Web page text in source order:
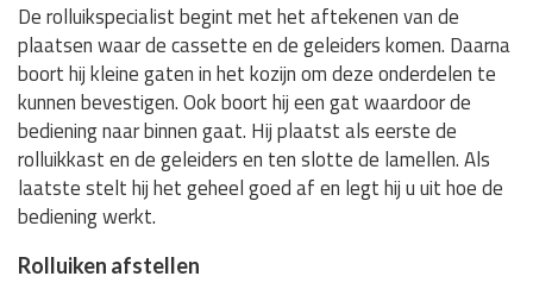
De rolluikspecialist begint met het aftekenen van de
plaatsen waar de cassette en de geleiders komen. Daarna
boort hij kleine gaten in het kozijn om deze onderdelen te
kunnen bevestigen. Ook boort hij een gat waardoor de
bediening naar binnen gaat. Hij plaatst als eerste de
rolluikkast en de geleiders en ten slotte de lamellen. Als
laatste stelt hij het geheel goed af en legt hij u uit hoe de
bediening werkt.
Rolluiken afstellen